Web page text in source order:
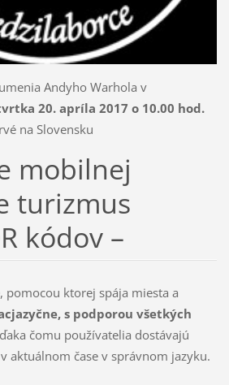
Andyho Warhola v
20. apríla 2017 o 10.00 hod.
na Slovensku
mobilnej
turizmus
kódov –
pomocou ktorej spája miesta a
s podporou všetkých
čomu používatelia dostávajú
aktuálnom čase v správnom jazyku.